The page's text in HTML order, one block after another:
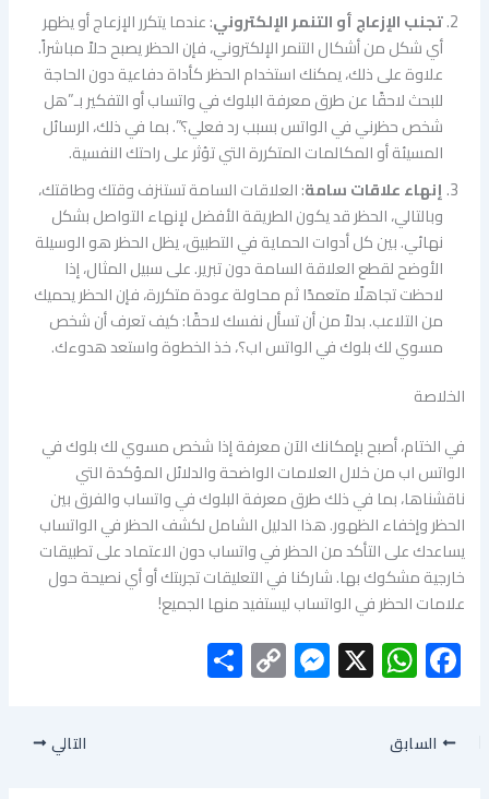
تجنب الإزعاج أو التنمر الإلكتروني: عندما يتكرر الإزعاج أو يظهر
أي شكل من أشكال التنمر الإلكتروني، فإن الحظر يصبح حلاً مباشراً.
علاوة على ذلك، يمكنك استخدام الحظر كأداة دفاعية دون الحاجة
للبحث لاحقًا عن طرق معرفة البلوك في واتساب أو التفكير بـ”هل
شخص حظرني في الواتس بسبب رد فعلي؟”. بما في ذلك، الرسائل
المسيئة أو المكالمات المتكررة التي تؤثر على راحتك النفسية.
إنهاء علاقات سامة: العلاقات السامة تستنزف وقتك وطاقتك،
وبالتالي، الحظر قد يكون الطريقة الأفضل لإنهاء التواصل بشكل
نهائي. بين كل أدوات الحماية في التطبيق، يظل الحظر هو الوسيلة
الأوضح لقطع العلاقة السامة دون تبرير. على سبيل المثال، إذا
لاحظت تجاهلًا متعمدًا ثم محاولة عودة متكررة، فإن الحظر يحميك
من التلاعب. بدلاً من أن تسأل نفسك لاحقًا: كيف تعرف أن شخص
مسوي لك بلوك في الواتس اب؟، خذ الخطوة واستعد هدوءك.
الخلاصة
في الختام، أصبح بإمكانك الآن معرفة إذا شخص مسوي لك بلوك في
الواتس اب من خلال العلامات الواضحة والدلائل المؤكدة التي
ناقشناها، بما في ذلك طرق معرفة البلوك في واتساب والفرق بين
الحظر وإخفاء الظهور. هذا الدليل الشامل لكشف الحظر في الواتساب
يساعدك على التأكد من الحظر في واتساب دون الاعتماد على تطبيقات
خارجية مشكوك بها. شاركنا في التعليقات تجربتك أو أي نصيحة حول
علامات الحظر في الواتساب ليستفيد منها الجميع!
F
ac
e
b
W
h
X
M
es
C
o
السابق التالي